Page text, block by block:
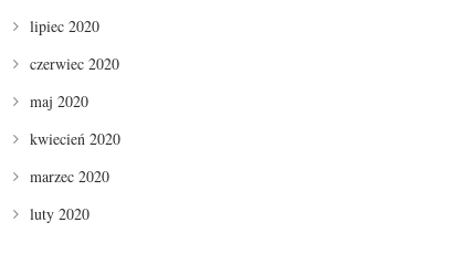
lipiec 2020
czerwiec 2020
maj 2020
kwiecień 2020
marzec 2020
luty 2020